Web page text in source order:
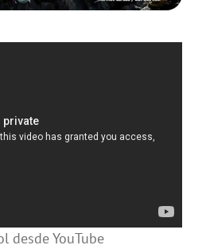
desde YouTube